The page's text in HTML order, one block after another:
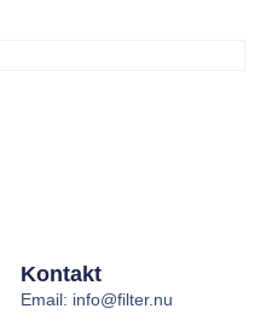
Kontakt
Email: info@filter.nu